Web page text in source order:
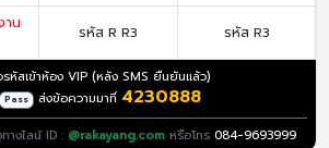
าน
รหัส R R3 รหัส R3
หัสเข้าห้อง VIP (หลัง SMS ยืนยันแล้ว)
Pass ส่งข้อความมาที่ 4230888
างไลน์ ID : @rakayang.comหรือโทร 084-9693999